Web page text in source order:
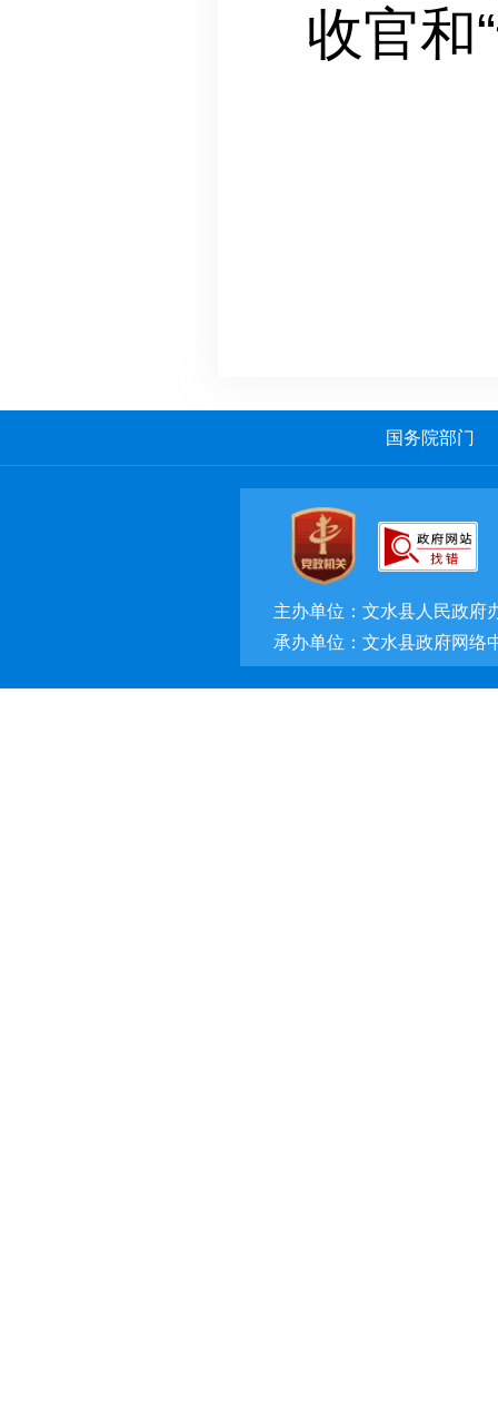
收官和
国务院部门
主办单位：文水县人民政府
承办单位：文水县政府网络